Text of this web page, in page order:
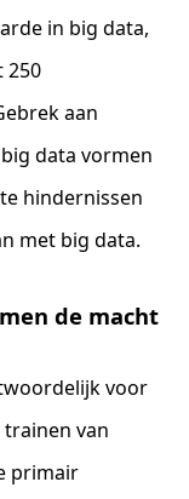
in big data,
250
aan
data vormen
hindernissen
met big data.
de macht
voor
van
primair